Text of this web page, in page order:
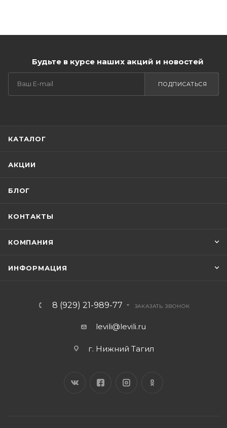
Будьте в курсе наших акций и новостей
ПОДПИСАТЬСЯ
КАТАЛОГ
АКЦИИ
БЛОГ
КОНТАКТЫ
КОМПАНИЯ
ИНФОРМАЦИЯ
8 (929) 21-989-77 ЗАКАЗАТЬ ЗВОНОК
levili@levili.ru
г. Нижний Тагил